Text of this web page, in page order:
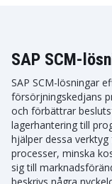
SAP SCM-
SAP SCM-lösningar
försörjningskedjans
och förbättrar
lagerhantering till
hjälper dessa
processer, minska
sig till